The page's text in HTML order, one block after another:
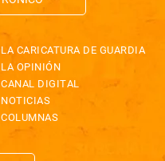
LA CARICATURA DE GUARDIA
LA OPINIÓN
CANAL DIGITAL
NOTICIAS
COLUMNAS